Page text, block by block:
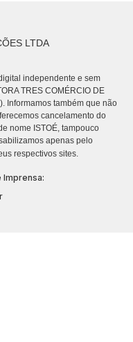
LTDA
independente e sem
TRES COMÉRCIO DE
Informamos também que não
cancelamento do
nome ISTOÉ, tampouco
apenas pelo
respectivos sites.